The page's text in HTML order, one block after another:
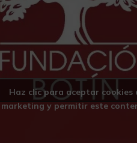
Haz clic para aceptar cookies
marketing y permitir este